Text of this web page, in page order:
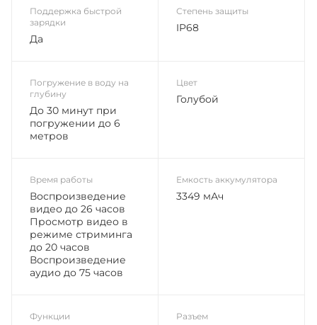
Поддержка быстрой
зарядки
Да
Степень защиты
IP68
Погружение в воду на
глубину
До 30 минут при
погружении до 6
метров
Цвет
Голубой
Время работы
Воспроизведение
видео до 26 часов
Просмотр видео в
режиме стриминга
до 20 часов
Воспроизведение
аудио до 75 часов
Емкость аккумулятора
3349 мАч
Функции Разъем